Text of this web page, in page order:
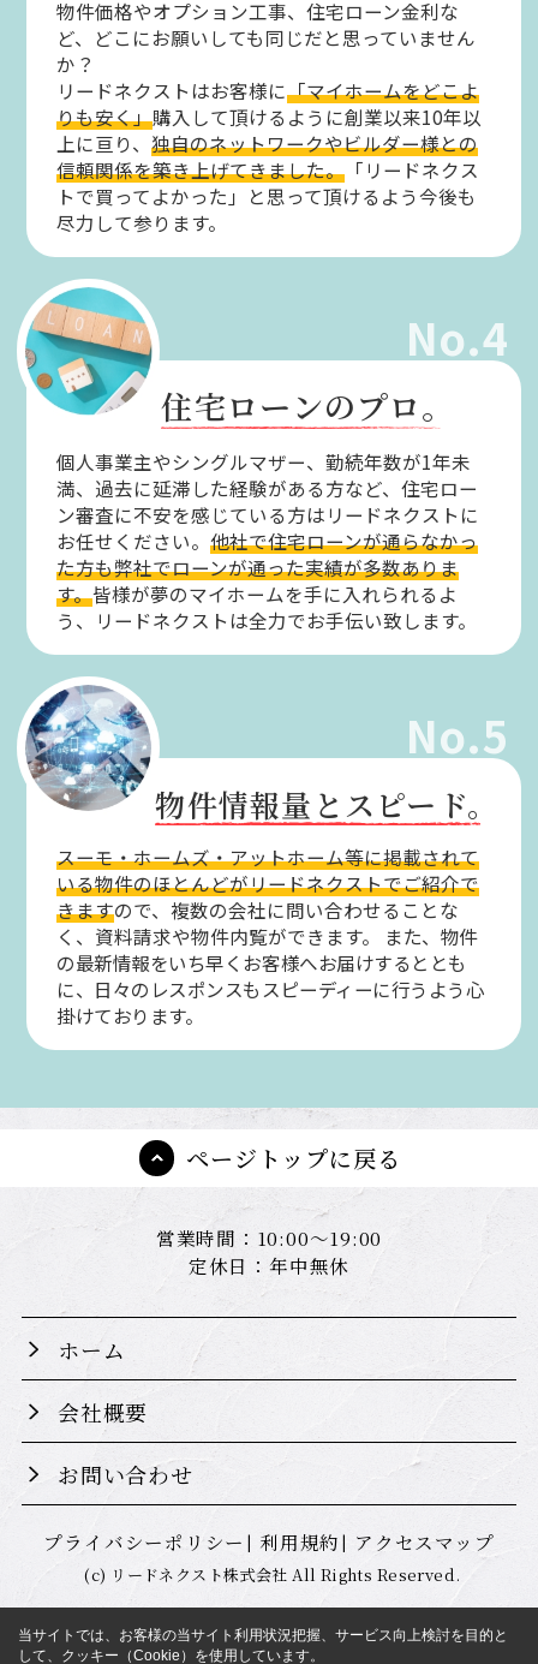
物件価格やオプション工事、住宅ローン金利な
ど、どこにお願いしても同じだと思っていません
か？
リードネクストはお客様に「マイホームをどこよ
りも安く」購入して頂けるように創業以来10年以
上に亘り、独自のネットワークやビルダー様との
信頼関係を築き上げてきました。 「リードネクス
トで買ってよかった」と思って頂けるよう今後も
尽力して参ります。
No.4
住宅ローンのプロ。
個人事業主やシングルマザー、勤続年数が1年未
満、過去に延滞した経験がある方など、住宅ロー
ン審査に不安を感じている方はリードネクストに
お任せください。他社で住宅ローンが通らなかっ
た方も弊社でローンが通った実績が多数ありま
す。皆様が夢のマイホームを手に入れられるよ
う、リードネクストは全力でお手伝い致します。
No.5
物件情報量とスピード。
スーモ・ホームズ・アットホーム等に掲載されて
いる物件のほとんどがリードネクストでご紹介で
きますので、複数の会社に問い合わせることな
く、資料請求や物件内覧ができます。
また、物件
の最新情報をいち早くお客様へお届けするととも
に、日々のレスポンスもスピーディーに行うよう心
掛けております。
ページトップに戻る
営業時間：10:00～19:00
定休日：年中無休
ホーム
会社概要
お問い合わせ
プライバシーポリシー 利用規約 アクセスマップ
(c) リードネクスト株式会社 All Rights Reserved.
当サイトでは、お客様の当サイト利用状況把握、サービス向上検討を目的と
して、クッキー（Cookie）を使用しています。